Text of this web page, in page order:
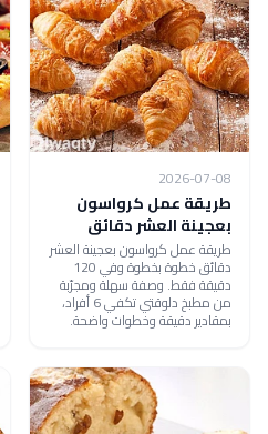
2026-07-08
طريقة عمل كرواسون
بعجينة العشر دقائق
طريقة عمل كرواسون بعجينة العشر
دقائق خطوة بخطوة وفي 120
دقيقة فقط. وصفة سهلة ومجرّبة
من مطبخ دلوقتي تكفي 6 أفراد،
بمقادير دقيقة وخطوات واضحة.